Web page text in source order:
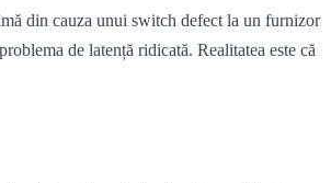
din cauza unui switch defect la un furnizor
de latență ridicată. Realitatea este că